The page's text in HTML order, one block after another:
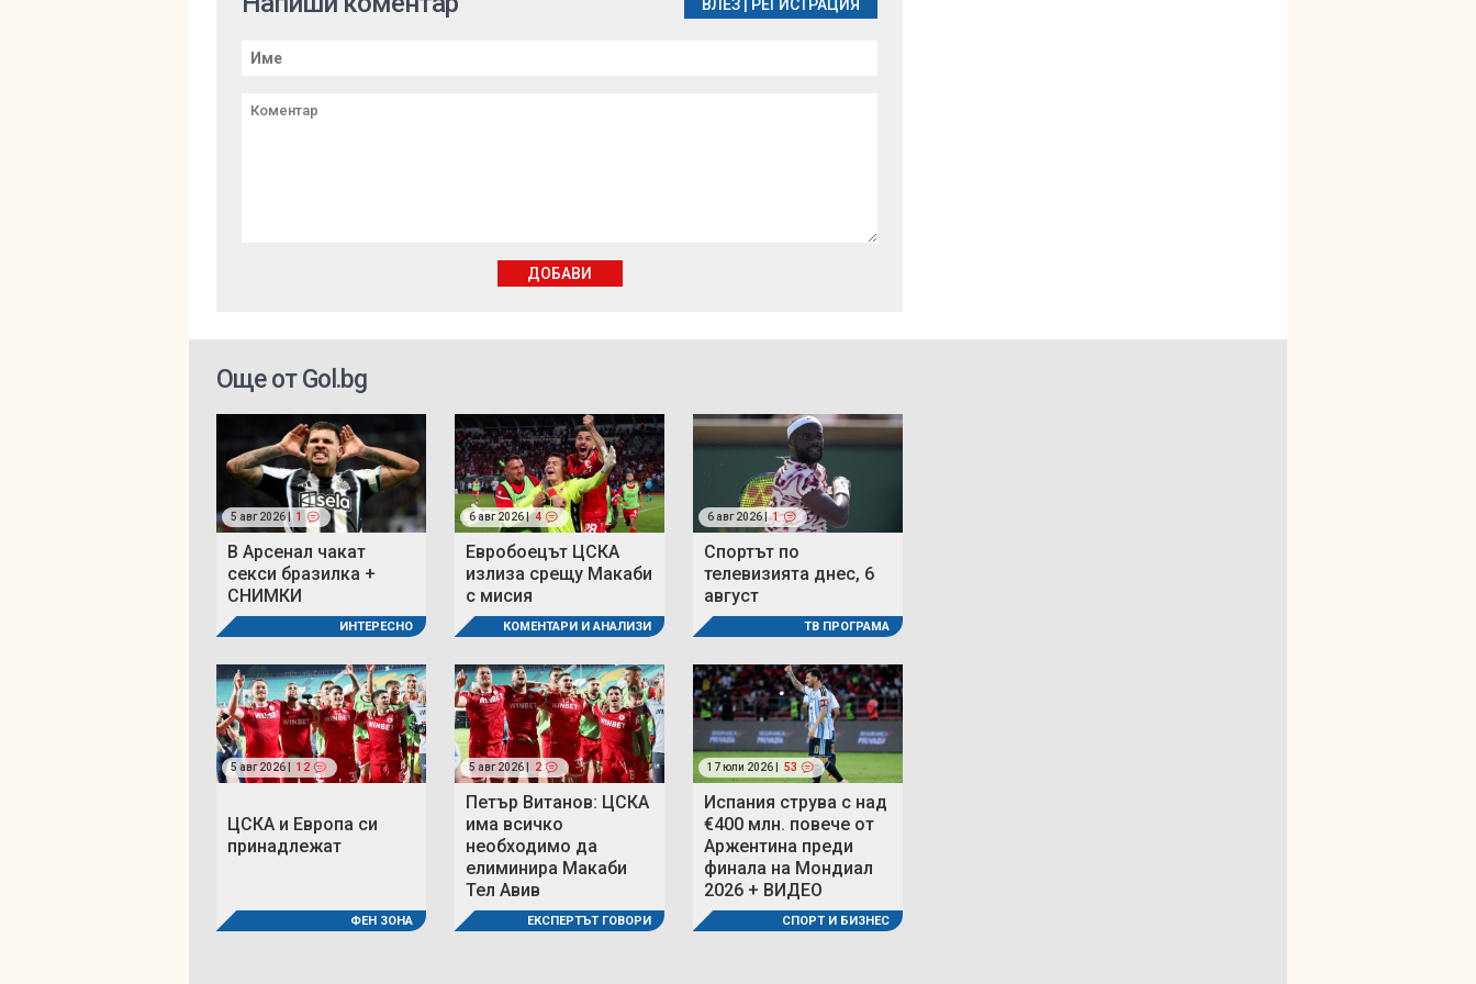
ВЛЕЗ РЕГИСТРАЦИЯ
ДОБАВИ
Още от Gol.bg
5 авг 2026 | 1
В Арсенал чакат
секси бразилка +
СНИМКИ
ИНТЕРЕСНО
6 авг 2026 | 4
Евробоецът ЦСКА
излиза срещу Макаби
с мисия
КОМЕНТАРИ И АНАЛИЗИ
6 авг 2026 | 1
Спортът по
телевизията днес, 6
август
ТВ ПРОГРАМА
5 авг 2026 | 12
ЦСКА и Европа си
принадлежат
ФЕН ЗОНА
5 авг 2026 | 2
Петър Витанов: ЦСКА
има всичко
необходимо да
елиминира Макаби
Тел Авив
ЕКСПЕРТЪТ ГОВОРИ
17 юли 2026 | 53
Испания струва с над
€400 млн. повече от
Аржентина преди
финала на Мондиал
2026 + ВИДЕО
СПОРТ И БИЗНЕС